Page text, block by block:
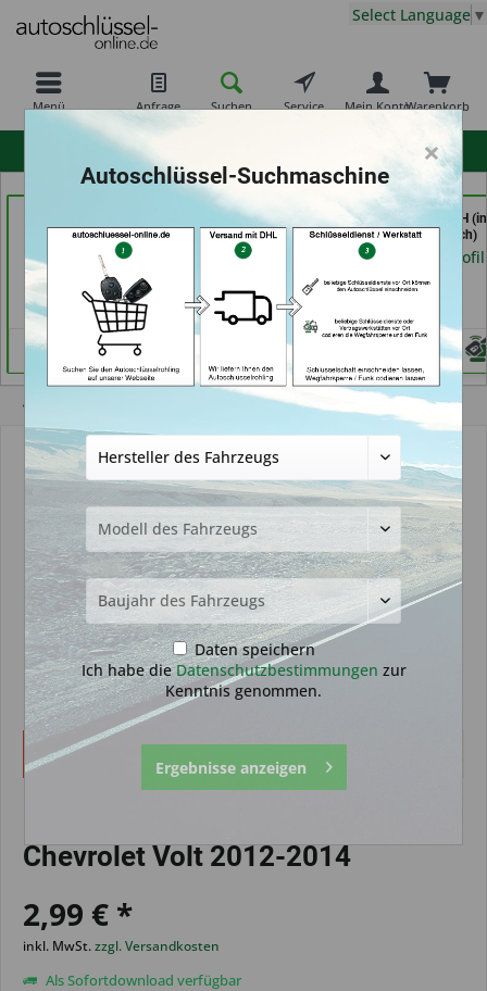
Menü Anfrage Suchen Service Warenkorb
Mein Konto
Select Language ▼
Krefeld)
Händlerprofil
AKYÜZ Schlüsseldienst
& Sicherheitstechnik (in
Maintal)
Key Tec GmbH (in
Grevenbroich)
Händlerprofil
Chevrolet Volt 2012-2014
2,99 € *
inkl. MwSt.zzgl. Versandkosten
Als Sofortdownload verfügbar
×
Autoschlüssel-Suchmaschine
Daten speichern
Ich habe dieDatenschutzbestimmungen zur
Kenntnis genommen.
Ergebnisse anzeigen